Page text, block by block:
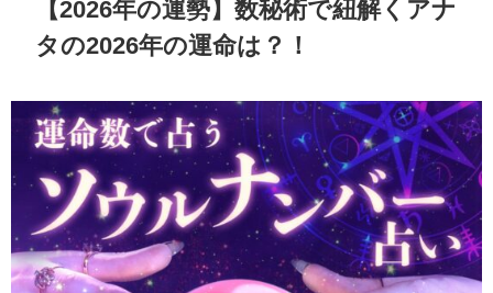
【2026年の運勢】数秘術で紐解くアナ
タの2026年の運命は？！